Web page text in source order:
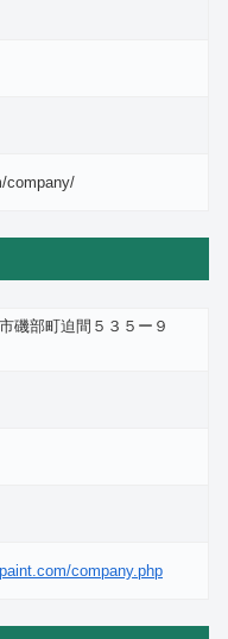
company/
磯部町迫間５３５ー９
company.php